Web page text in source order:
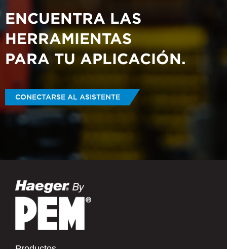
ENCUENTRA LAS
HERRAMIENTAS
PARA TU APLICACIÓN.
CONECTARSE AL ASISTENTE